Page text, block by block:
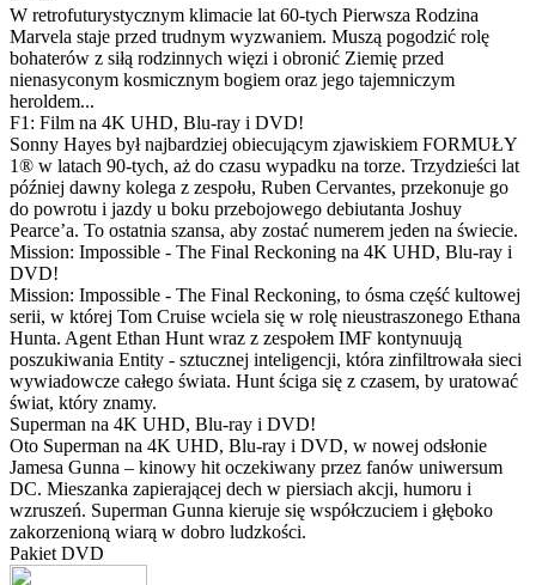
W retrofuturystycznym klimacie lat 60-tych Pierwsza Rodzina
Marvela staje przed trudnym wyzwaniem. Muszą pogodzić rolę
bohaterów z siłą rodzinnych więzi i obronić Ziemię przed
nienasyconym kosmicznym bogiem oraz jego tajemniczym
heroldem...
F1: Film na 4K UHD, Blu-ray i DVD!
Sonny Hayes był najbardziej obiecującym zjawiskiem FORMUŁY
1® w latach 90-tych, aż do czasu wypadku na torze. Trzydzieści lat
później dawny kolega z zespołu, Ruben Cervantes, przekonuje go
do powrotu i jazdy u boku przebojowego debiutanta Joshuy
Pearce’a. To ostatnia szansa, aby zostać numerem jeden na świecie.
Mission: Impossible - The Final Reckoning na 4K UHD, Blu-ray i
DVD!
Mission: Impossible - The Final Reckoning, to ósma część kultowej
serii, w której Tom Cruise wciela się w rolę nieustraszonego Ethana
Hunta. Agent Ethan Hunt wraz z zespołem IMF kontynuują
poszukiwania Entity - sztucznej inteligencji, która zinfiltrowała sieci
wywiadowcze całego świata. Hunt ściga się z czasem, by uratować
świat, który znamy.
Superman na 4K UHD, Blu-ray i DVD!
Oto Superman na 4K UHD, Blu-ray i DVD, w nowej odsłonie
Jamesa Gunna – kinowy hit oczekiwany przez fanów uniwersum
DC. Mieszanka zapierającej dech w piersiach akcji, humoru i
wzruszeń. Superman Gunna kieruje się współczuciem i głęboko
zakorzenioną wiarą w dobro ludzkości.
Pakiet DVD